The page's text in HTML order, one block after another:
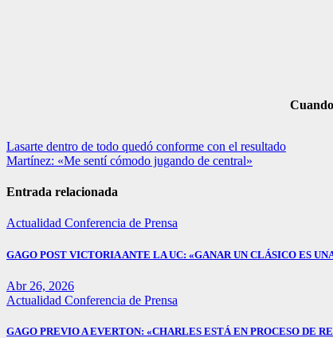
Navegación
de
entradas
Lasarte dentro de todo quedó conforme con el resultado
Martínez: «Me sentí cómodo jugando de central»
Entrada relacionada
Actualidad Conferencia de Prensa
GAGO POST VICTORIA ANTE LA UC: «GANAR UN CLÁSICO ES
Abr 26, 2026
Actualidad Conferencia de Prensa
GAGO PREVIO A EVERTON: «CHARLES ESTÁ EN PROCESO DE